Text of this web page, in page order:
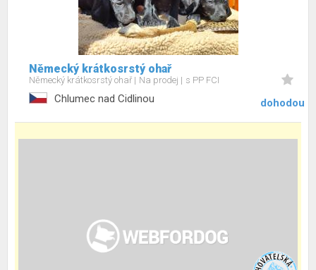
Německý krátkosrstý ohař
Německý krátkosrstý ohař Na prodej s PP FCI
Chlumec nad Cidlinou dohodou